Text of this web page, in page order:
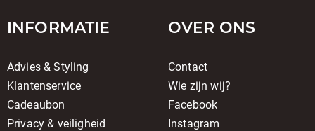
INFORMATIE
Advies & Styling
Klantenservice
Cadeaubon
Privacy & veiligheid
OVER ONS
Contact
Wie zijn wij?
Facebook
Instagram